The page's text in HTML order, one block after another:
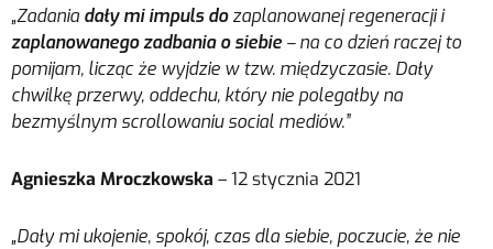
„Zadania dały mi impuls dozaplanowanej regeneracji i
zaplanowanego zadbania o siebie – na co dzień raczej to
pomijam, licząc że wyjdzie w tzw. międzyczasie. Dały
chwilkę przerwy, oddechu, który nie polegałby na
bezmyślnym scrollowaniu social mediów.”
Agnieszka Mroczkowska – 12 stycznia 2021
„Dały mi ukojenie, spokój, czas dla siebie, poczucie, że nie